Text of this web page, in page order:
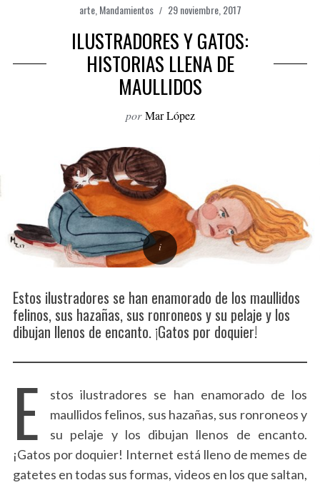
r
c
h
C
H
arte,Mandamientos 29 noviembre, 2017
ILUSTRADORES Y GATOS:
HISTORIAS LLENA DE
MAULLIDOS
por Mar López
Estos ilustradores se han enamorado de los maullidos
felinos, sus hazañas, sus ronroneos y su pelaje y los
dibujan llenos de encanto. ¡Gatos por doquier!
E
stos ilustradores se han enamorado de los
maullidos felinos, sus hazañas, sus ronroneos y
su pelaje y los dibujan llenos de encanto.
¡Gatos por doquier! Internet está lleno de memes de
gatetes en todas sus formas, videos en los que saltan,